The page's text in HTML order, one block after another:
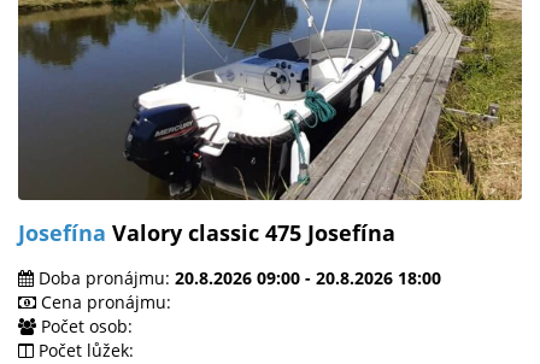
Josefína Valory classic 475 Josefína
Doba pronájmu: 20.8.2026 09:00 - 20.8.2026 18:00
Cena pronájmu:
Počet osob:
Počet lůžek: